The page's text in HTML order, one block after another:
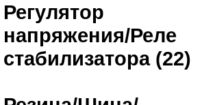
Регулятор
напряжения/Реле
стабилизатора (22)